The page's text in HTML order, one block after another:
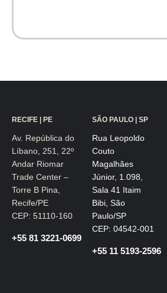
RECIFE | PE
Av. República do
Líbano, 251, 22º
Andar Riomar
Trade Center –
Torre B Pina,
Recife/PE
CEP: 51110-160
+55 81 3221-0699
SÃO PAULO | SP
Rua Leopoldo
Couto
Magalhães
Júnior, 1.098,
Sala 41 Itaim
Bibi, São
Paulo/SP
CEP: 04542-001
+55 11 5193-2596